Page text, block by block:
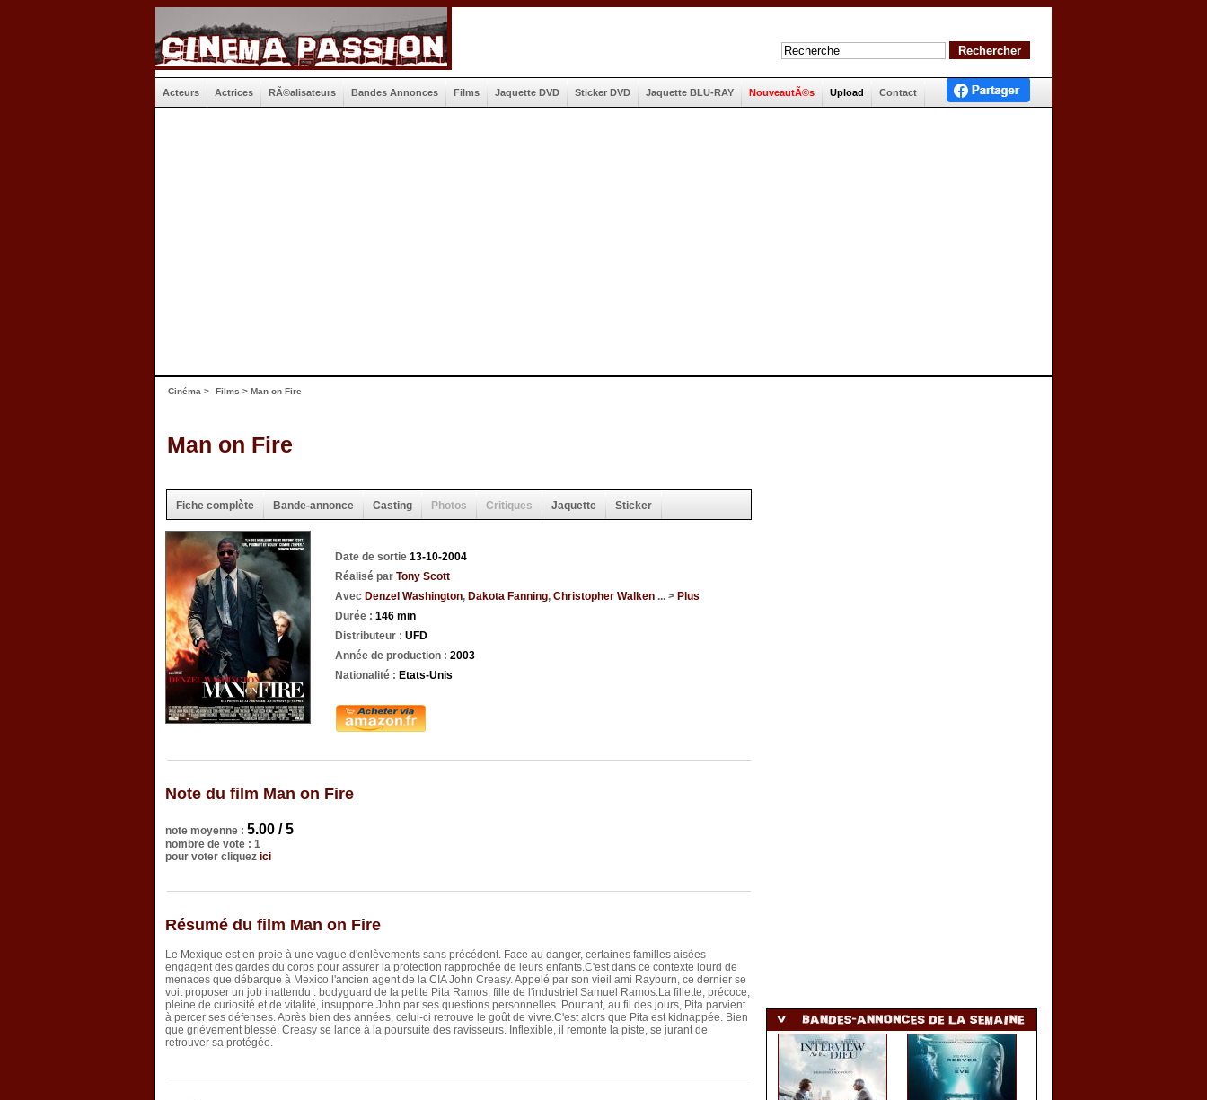
Acteurs Actrices RÃ©alisateurs Bandes Annonces Films Jaquette DVD Sticker DVD Jaquette BLU-RAY NouveautÃ©s Upload Contact
Cinéma > Films > Man on Fire
Man on Fire
Fiche complète Bande-annonce Casting Photos Critiques Jaquette Sticker
Date de sortie 13-10-2004
Réalisé par Tony Scott
Avec Denzel Washington, Dakota Fanning, Christopher Walken ... > Plus
Durée : 146 min
Distributeur : UFD
Année de production : 2003
Nationalité : Etats-Unis
Note du film Man on Fire
note moyenne : 5.00 / 5
nombre de vote : 1
pour voter cliquez ici
Résumé du film Man on Fire
Le Mexique est en proie à une vague d'enlèvements sans précédent. Face au danger, certaines familles aisées
engagent des gardes du corps pour assurer la protection rapprochée de leurs enfants.C'est dans ce contexte lourd de
menaces que débarque à Mexico l'ancien agent de la CIA John Creasy. Appelé par son vieil ami Rayburn, ce dernier se
voit proposer un job inattendu : bodyguard de la petite Pita Ramos, fille de l'industriel Samuel Ramos.La fillette, précoce,
pleine de curiosité et de vitalité, insupporte John par ses questions personnelles. Pourtant, au fil des jours, Pita parvient
à percer ses défenses. Après bien des années, celui-ci retrouve le goût de vivre.C'est alors que Pita est kidnappée. Bien
que grièvement blessé, Creasy se lance à la poursuite des ravisseurs. Inflexible, il remonte la piste, se jurant de
retrouver sa protégée.